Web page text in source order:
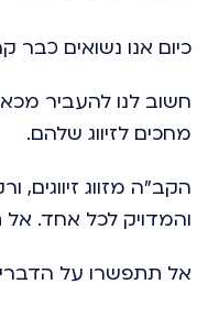
כיום אנו נשואים כבר
חשוב לנו להעביר
מחכים לזיווג שלהם.
הקב"ה מזווג זיווגים,
והמדויק לכל אחד. אל
אל תתפשרו על